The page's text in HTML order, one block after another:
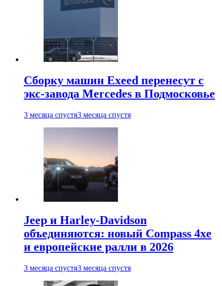
Сборку машин Exeed перенесут с
экс-завода Mercedes в Подмосковье
3 месяца спустя3 месяца спустя
Jeep и Harley-Davidson
объединяются: новый Compass 4xe
и европейские ралли в 2026
3 месяца спустя3 месяца спустя